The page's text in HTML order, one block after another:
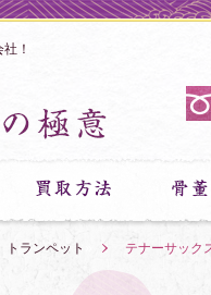
！
ランペット テナーサッ